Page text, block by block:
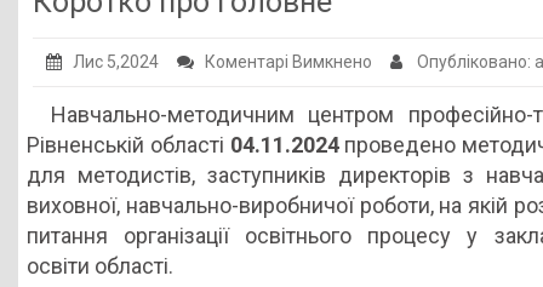
Публічна інформація
Заклади ПТО
Оголошення
НМЦ ПТО України
Лис 5,2024 Коментарі Вимкнено до
про
головне
Опубліковано:
Навчально-методичним центром професійно-
Рівненській області 04.11.2024проведено
для методистів, заступників директорів з
виховної, навчально-виробничої роботи, на якій
питання організації освітнього процесу у
освіти області.